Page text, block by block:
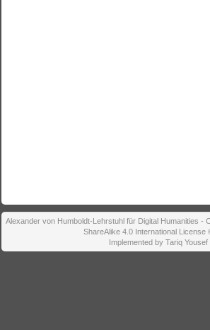
Alexander von Humboldt-Lehrstuhl für Digital Humanities -
ShareAlike 4.0 International License
Implemented by Tariq Yousef